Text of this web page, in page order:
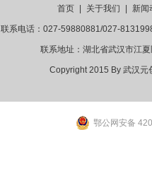
首页 关于我们 新闻
联系电话：027-59880881/027-
联系地址：湖北省武汉市江
Copyright 2015 By 武汉
鄂公网安备